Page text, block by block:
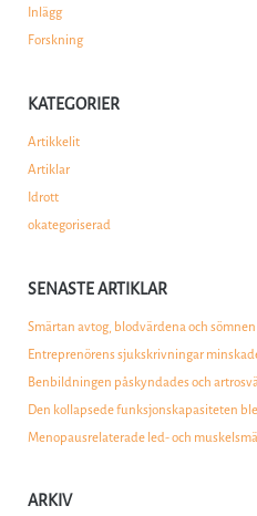
Inlägg
Forskning
KATEGORIER
Artikkelit
Artiklar
Idrott
okategoriserad
SENASTE ARTIKLAR
Smärtan avtog, blodvärdena och
Entreprenörens sjukskrivningar
Benbildningen påskyndades och
Den kollapsede funksjonskapasiteten
Menopausrelaterade led- och
ARKIV